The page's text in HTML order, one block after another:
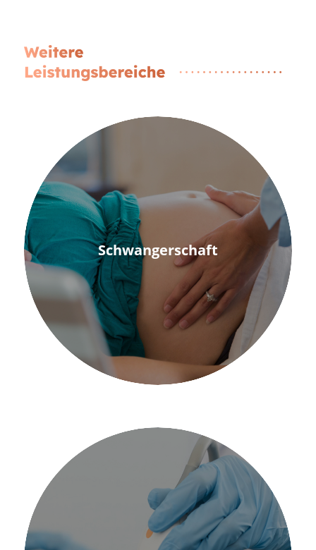
Schwangerschaft